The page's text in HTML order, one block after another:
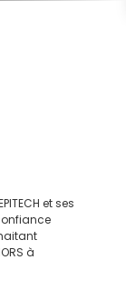
et ses
à